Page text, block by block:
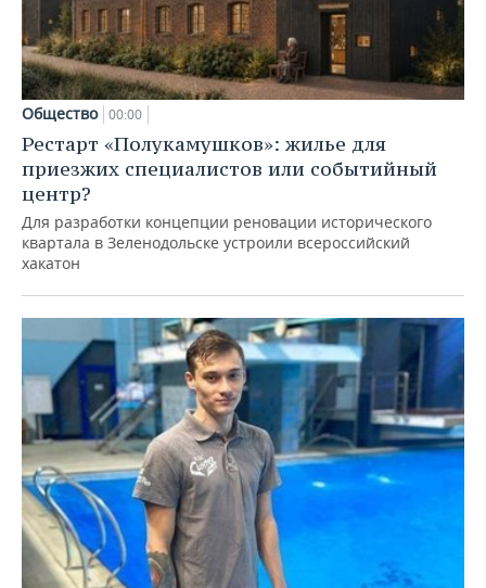
Общество 00:00
Рестарт «Полукамушков»: жилье для
приезжих специалистов или событийный
центр?
Для разработки концепции реновации исторического
квартала в Зеленодольске устроили всероссийский
хакатон